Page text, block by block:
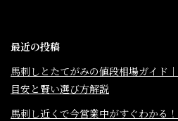
最近の投稿
馬刺しとたてがみの値段相場ガイド
目安と賢い選び方解説
馬刺し近くで今営業中がすぐわかる